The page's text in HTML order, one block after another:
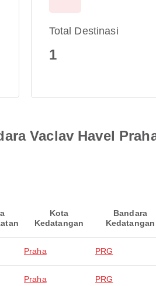
Total Destinasi
1
Vaclav Havel
Kota
Kedatangan
Bandara
Kedatangan
Praha PRG
Praha PRG